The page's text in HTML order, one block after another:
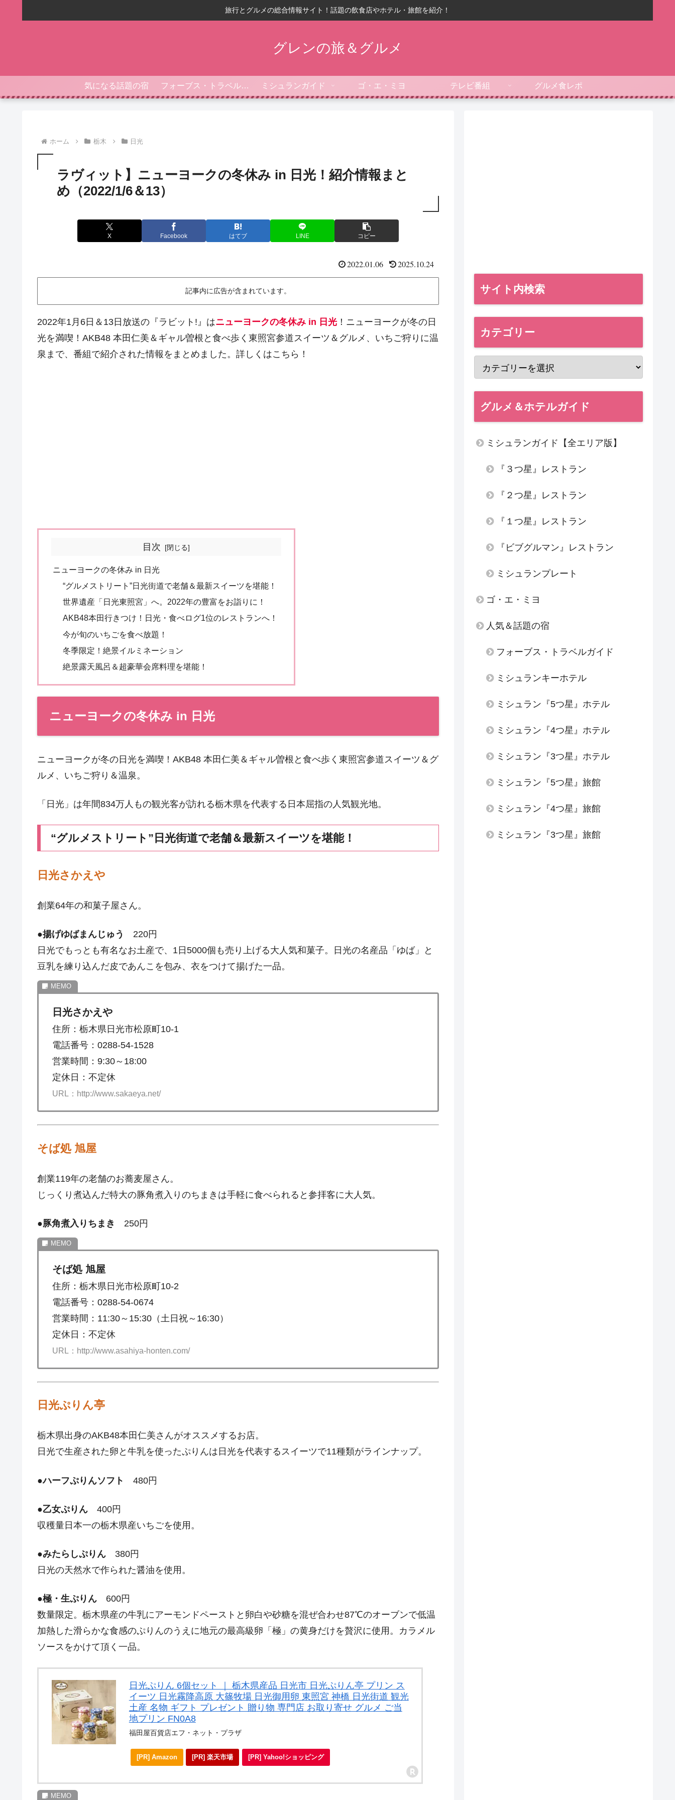
旅行とグルメの総合情報サイト！話題の飲食店やホテル・旅館を紹介！
グレンの旅＆グルメ
気になる話題の宿 フォーブス・トラベルガイド ミシュランガイド ゴ・エ・ミヨ テレビ番組 グルメ食レポ
ホーム 栃木 日光
ラヴィット】ニューヨークの冬休み in 日光！紹介情報まと
め（2022/1/6＆13）
X Facebook はてブ LINE コピー
2022.01.06 2025.10.24
記事内に広告が含まれています。
2022年1月6日＆13日放送の『ラビット!』はニューヨークの冬休み in 日光 ！ニューヨークが冬の日
光を満喫！AKB48 本田仁美＆ギャル曽根と食べ歩く東照宮参道スイーツ＆グルメ、いちご狩りに温
泉まで、番組で紹介された情報をまとめました。詳しくはこちら！
目次
ニューヨークの冬休み in 日光
“グルメストリート”日光街道で老舗＆最新スイーツを堪能！
世界遺産「日光東照宮」へ。2022年の豊富をお詣りに！
AKB48本田行きつけ！日光・食べログ1位のレストランへ！
今が旬のいちごを食べ放題！
冬季限定！絶景イルミネーション
絶景露天風呂＆超豪華会席料理を堪能！
ニューヨークの冬休み in 日光
ニューヨークが冬の日光を満喫！AKB48 本田仁美＆ギャル曽根と食べ歩く東照宮参道スイーツ＆グ
ルメ、いちご狩り＆温泉。
「日光」は年間834万人もの観光客が訪れる栃木県を代表する日本屈指の人気観光地。
“グルメストリート”日光街道で老舗＆最新スイーツを堪能！
日光さかえや
創業64年の和菓子屋さん。
●揚げゆばまんじゅう
220円
日光でもっとも有名なお土産で、1日5000個も売り上げる大人気和菓子。日光の名産品「ゆば」と
豆乳を練り込んだ皮であんこを包み、衣をつけて揚げた一品。
日光さかえや
住所：栃木県日光市松原町10-1
電話番号：0288-54-1528
営業時間：9:30～18:00
定休日：不定休
URL：http://www.sakaeya.net/
そば処 旭屋
創業119年の老舗のお蕎麦屋さん。
じっくり煮込んだ特大の豚角煮入りのちまきは手軽に食べられると参拝客に大人気。
●豚角煮入りちまき 250円
そば処 旭屋
住所：栃木県日光市松原町10-2
電話番号：0288-54-0674
営業時間：11:30～15:30（土日祝～16:30）
定休日：不定休
URL：http://www.asahiya-honten.com/
日光ぷりん亭
栃木県出身のAKB48本田仁美さんがオススメするお店。
日光で生産された卵と牛乳を使ったぷりんは日光を代表するスイーツで11種類がラインナップ。
●ハーフぷりんソフト 480円
●乙女ぷりん 400円
収穫量日本一の栃木県産いちごを使用。
●みたらしぷりん 380円
日光の天然水で作られた醤油を使用。
●極・生ぷりん 600円
数量限定。栃木県産の牛乳にアーモンドペーストと卵白や砂糖を混ぜ合わせ87℃のオーブンで低温
加熱した滑らかな食感のぷりんのうえに地元の最高級卵「極」の黄身だけを贅沢に使用。カラメル
ソースをかけて頂く一品。
日光ぷりん 6個セット ｜ 栃木県産品 日光市 日光ぷりん亭 プリン ス
イーツ 日光霧降高原 大篠牧場 日光御用卵 東照宮 神橋 日光街道 観光
土産 名物 ギフト プレゼント 贈り物 専門店 お取り寄せ グルメ ご当
地プリン FN0A8
福田屋百貨店エフ・ネット・プラザ
[PR] Amazon [PR] 楽天市場 [PR] Yahoo!ショッピング
サイト内検索
カテゴリー
グルメ＆ホテルガイド
ミシュランガイド【全エリア版】
『３つ星』レストラン
『２つ星』レストラン
『１つ星』レストラン
『ビブグルマン』レストラン
ミシュランプレート
ゴ・エ・ミヨ
人気＆話題の宿
フォーブス・トラベルガイド
ミシュランキーホテル
ミシュラン『5つ星』ホテル
ミシュラン『4つ星』ホテル
ミシュラン『3つ星』ホテル
ミシュラン『5つ星』旅館
ミシュラン『4つ星』旅館
ミシュラン『3つ星』旅館